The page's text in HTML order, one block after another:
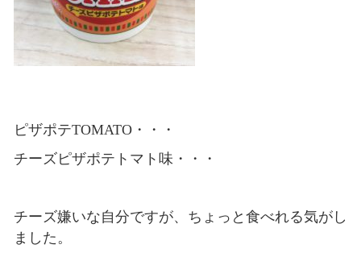
ピザポテTOMATO・・・
チーズピザポテトマト味・・・
チーズ嫌いな自分ですが、ちょっと食べれる気がし
ました。